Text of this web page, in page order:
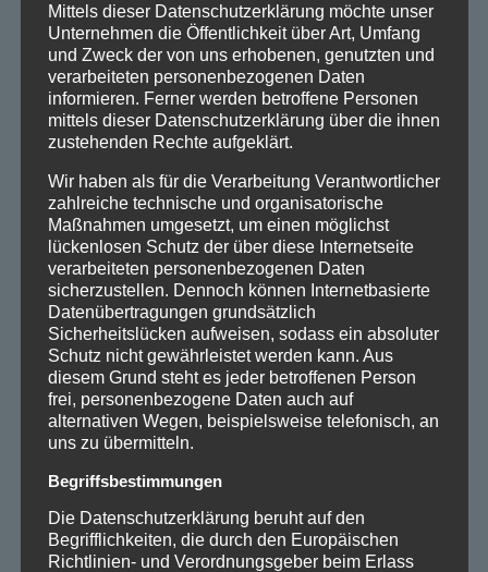
Mittels dieser Datenschutzerklärung möchte unser
Unternehmen die Öffentlichkeit über Art, Umfang
und Zweck der von uns erhobenen, genutzten und
verarbeiteten personenbezogenen Daten
informieren. Ferner werden betroffene Personen
mittels dieser Datenschutzerklärung über die ihnen
zustehenden Rechte aufgeklärt.
Wir haben als für die Verarbeitung Verantwortlicher
zahlreiche technische und organisatorische
Maßnahmen umgesetzt, um einen möglichst
lückenlosen Schutz der über diese Internetseite
verarbeiteten personenbezogenen Daten
sicherzustellen. Dennoch können Internetbasierte
Datenübertragungen grundsätzlich
Sicherheitslücken aufweisen, sodass ein absoluter
Schutz nicht gewährleistet werden kann. Aus
diesem Grund steht es jeder betroffenen Person
frei, personenbezogene Daten auch auf
alternativen Wegen, beispielsweise telefonisch, an
uns zu übermitteln.
Begriffsbestimmungen
Die Datenschutzerklärung beruht auf den
Begrifflichkeiten, die durch den Europäischen
Richtlinien- und Verordnungsgeber beim Erlass